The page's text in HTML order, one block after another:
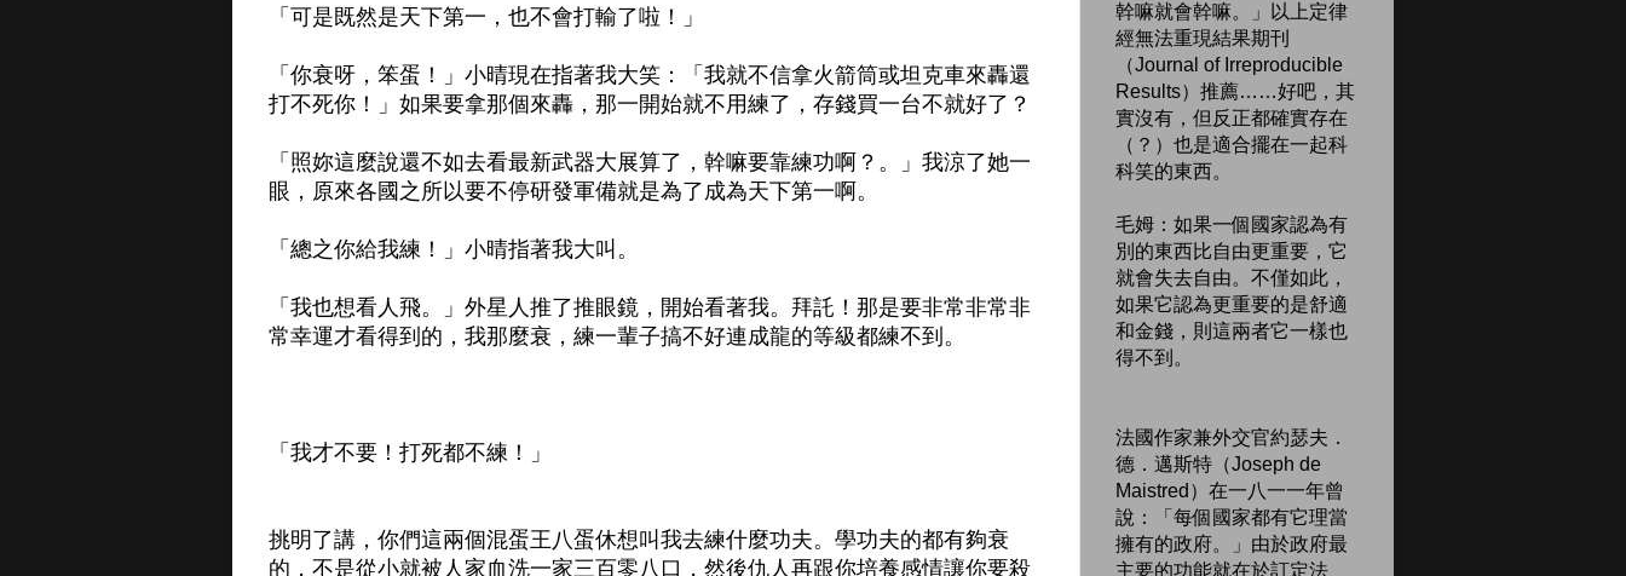
「可是既然是天下第一，也不會打輸了啦！」
「你衰呀，笨蛋！」小晴現在指著我大笑：「我就不信拿火箭筒或坦克車來轟還
打不死你！」如果要拿那個來轟，那一開始就不用練了，存錢買一台不就好了？
「照妳這麼說還不如去看最新武器大展算了，幹嘛要靠練功啊？。」我涼了她一
眼，原來各國之所以要不停研發軍備就是為了成為天下第一啊。
「總之你給我練！」小晴指著我大叫。
「我也想看人飛。」外星人推了推眼鏡，開始看著我。拜託！那是要非常非常非
常幸運才看得到的，我那麼衰，練一輩子搞不好連成龍的等級都練不到。
「我才不要！打死都不練！」
挑明了講，你們這兩個混蛋王八蛋休想叫我去練什麼功夫。學功夫的都有夠衰
的，不是從小就被人家血洗一家三百零八口，然後仇人再跟你培養感情讓你要殺
幹嘛就會幹嘛。」以上定律
經無法重現結果期刊
（Journal of Irreproducible
Results）推薦……好吧，其
實沒有，但反正都確實存在
（？）也是適合擺在一起科
科笑的東西。
毛姆：如果一個國家認為有
別的東西比自由更重要，它
就會失去自由。不僅如此，
如果它認為更重要的是舒適
和金錢，則這兩者它一樣也
得不到。
法國作家兼外交官約瑟夫．
德．邁斯特（Joseph de
Maistred）在一八一一年曾
說：「每個國家都有它理當
擁有的政府。」由於政府最
主要的功能就在於訂定法